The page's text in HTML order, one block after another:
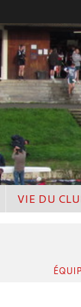
VIE DU